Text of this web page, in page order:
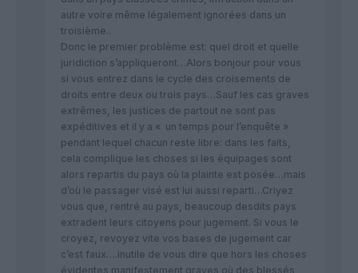
autre voire même légalement ignorées dans un
troisième..
Donc le premier problème est: quel droit et quelle
juridiction s’appliqueront…Alors bonjour pour vous
si vous entrez dans le cycle des croisements de
droits entre deux ou trois pays…Sauf les cas graves
extrêmes, les justices de partout ne sont pas
expéditives et il y a « un temps pour l’enquête »
pendant lequel chacun reste libre: dans les faits,
cela complique les choses si les équipages sont
alors repartis du pays où la plainte est posée…mais
d’où le passager visé est lui aussi reparti…Criyez
vous que, rentré au pays, beaucoup desdits pays
extradent leurs citoyens pour jugement. Si vous le
croyez, revoyez vite vos bases de jugement car
c’est faux….inutile de vous dire que hors les choses
évidentes manifestement graves où des blessés